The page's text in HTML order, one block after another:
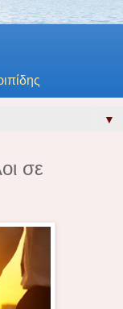
▼
σε